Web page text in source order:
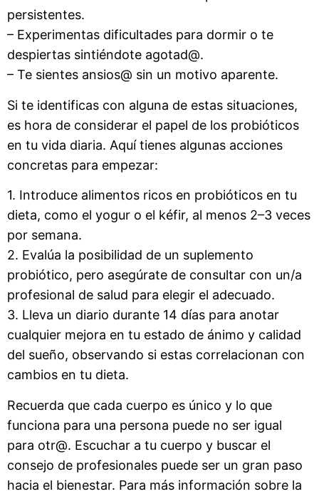
persistentes.
– Experimentas dificultades para dormir o te
despiertas sintiéndote agotad@.
– Te sientes ansios@ sin un motivo aparente.
Si te identificas con alguna de estas situaciones,
es hora de considerar el papel de los probióticos
en tu vida diaria. Aquí tienes algunas acciones
concretas para empezar:
1. Introduce alimentos ricos en probióticos en tu
dieta, como el yogur o el kéfir, al menos 2–3 veces
por semana.
2. Evalúa la posibilidad de un suplemento
probiótico, pero asegúrate de consultar con un/a
profesional de salud para elegir el adecuado.
3. Lleva un diario durante 14 días para anotar
cualquier mejora en tu estado de ánimo y calidad
del sueño, observando si estas correlacionan con
cambios en tu dieta.
Recuerda que cada cuerpo es único y lo que
funciona para una persona puede no ser igual
para otr@. Escuchar a tu cuerpo y buscar el
consejo de profesionales puede ser un gran paso
hacia el bienestar. Para más información sobre la